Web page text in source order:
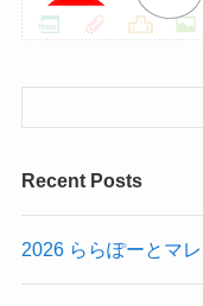
Recent Posts
2026 ららぽーとマ